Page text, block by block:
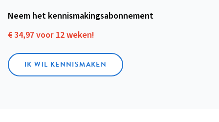
Neem het kennismakings­abonnement
€ 34,97 voor 12 weken!
IK WIL KENNISMAKEN